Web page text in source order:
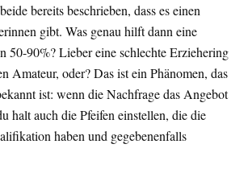
bereits beschrieben, dass es einen
gibt. Was genau hilft dann eine
50-90%? Lieber eine schlechte Erziehering
Amateur, oder? Das ist ein Phänomen, das
ist: wenn die Nachfrage das Angebot
halt auch die Pfeifen einstellen, die die
haben und gegebenenfalls